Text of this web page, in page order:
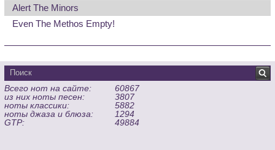
Alert The Minors
Even The Methos Empty!
Всего нот на сайте:
60867
из них ноты песен:
3807
ноты классики:
5882
ноты джаза и блюза:
1294
GTP:
49884